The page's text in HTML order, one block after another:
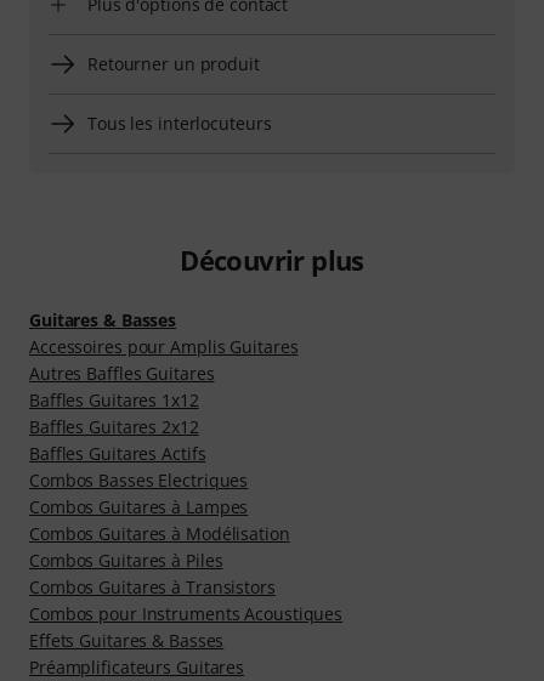
Retourner un produit
Tous les interlocuteurs
Découvrir plus
Guitares & Basses
Accessoires pour Amplis Guitares
Autres Baffles Guitares
Baffles Guitares 1x12
Baffles Guitares 2x12
Baffles Guitares Actifs
Combos Basses Electriques
Combos Guitares à Lampes
Combos Guitares à Modélisation
Combos Guitares à Piles
Combos Guitares à Transistors
Combos pour Instruments Acoustiques
Effets Guitares & Basses
Préamplificateurs Guitares